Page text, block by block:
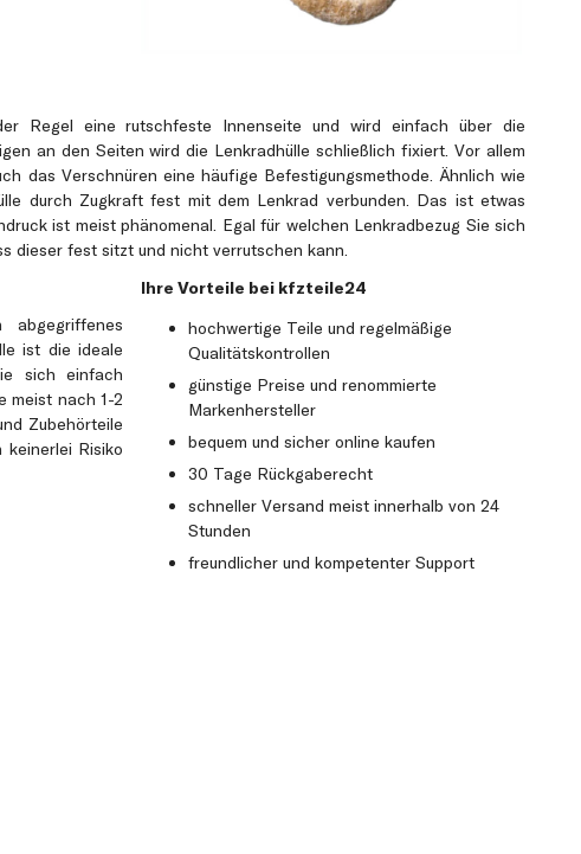
Regel eine rutschfeste Innenseite und wird einfach über die
an den Seiten wird die Lenkradhülle schließlich fixiert. Vor allem
das Verschnüren eine häufige Befestigungsmethode. Ähnlich wie
durch Zugkraft fest mit dem Lenkrad verbunden. Das ist etwas
ist meist phänomenal. Egal für welchen Lenkradbezug Sie sich
dieser fest sitzt und nicht verrutschen kann.
ist die ideale
sich einfach
meist nach 1-2
Zubehörteile
keinerlei Risiko
Ihre Vorteile bei kfzteile24
hochwertige Teile und regelmäßige
Qualitätskontrollen
günstige Preise und renommierte
Markenhersteller
bequem und sicher online kaufen
30 Tage Rückgaberecht
schneller Versand meist innerhalb von 24
Stunden
freundlicher und kompetenter Support